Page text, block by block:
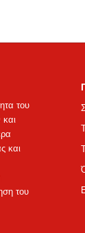
του
και
του